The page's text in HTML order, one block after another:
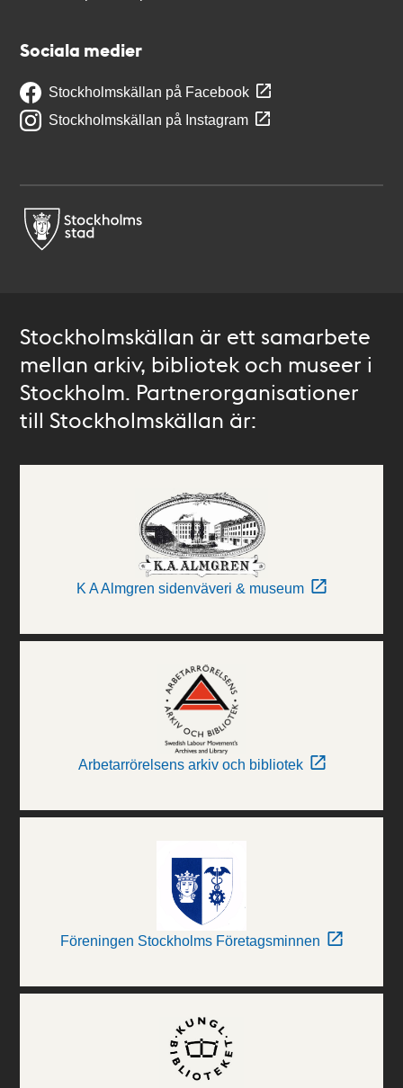
Sociala medier
Stockholmskällan på Facebook
Stockholmskällan på Instagram
Stockholmskällan är ett samarbete
mellan arkiv, bibliotek och museer i
Stockholm. Partnerorganisationer
till Stockholmskällan är:
K A Almgren sidenväveri & museum
Arbetarrörelsens arkiv och bibliotek
Föreningen Stockholms Företagsminnen